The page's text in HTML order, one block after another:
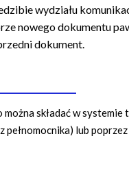
wydziału
nowego dokumentu
dokument.
składać w systemie
pełnomocnika) lub